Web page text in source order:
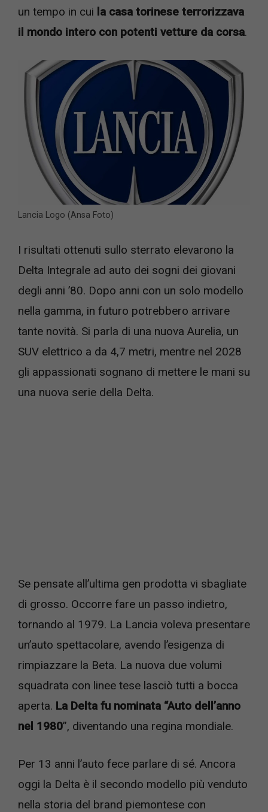
un tempo in cui la casa torinese terrorizzava
il mondo intero con potenti vetture da corsa.
Lancia Logo (Ansa Foto)
I risultati ottenuti sullo sterrato elevarono la
Delta Integrale ad auto dei sogni dei giovani
degli anni ’80. Dopo anni con un solo modello
nella gamma, in futuro potrebbero arrivare
tante novità. Si parla di una nuova Aurelia, un
SUV elettrico a da 4,7 metri, mentre nel 2028
gli appassionati sognano di mettere le mani su
una nuova serie della Delta.
Se pensate all’ultima gen prodotta vi sbagliate
di grosso. Occorre fare un passo indietro,
tornando al 1979. La Lancia voleva presentare
un’auto spettacolare, avendo l’esigenza di
rimpiazzare la Beta. La nuova due volumi
squadrata con linee tese lasciò tutti a bocca
aperta. La Delta fu nominata “Auto dell’anno
nel 1980”, diventando una regina mondiale.
Per 13 anni l’auto fece parlare di sé. Ancora
oggi la Delta è il secondo modello più venduto
nella storia del brand piemontese con